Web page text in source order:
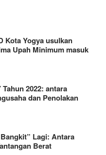
Kota Yogya usulkan
Upah Minimum masuk
2022: antara
dan Penolakan
Lagi: Antara
Berat